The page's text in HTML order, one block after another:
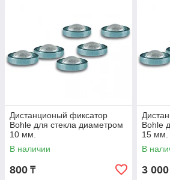
Дистанционый фиксатор
Bohle для стекла диаметром
10 мм.
В наличии
800 ₸
Bohle
15 мм.
В
3 000